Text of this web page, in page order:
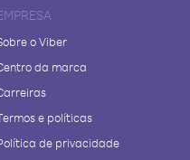
o Viber
da marca
e políticas
de privacidade